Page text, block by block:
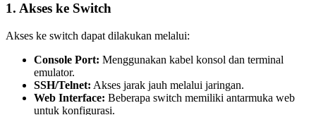
1. Akses ke Switch
Akses ke switch dapat dilakukan melalui:
Console Port: Menggunakan kabel konsol dan terminal
emulator.
SSH/Telnet: Akses jarak jauh melalui jaringan.
Web Interface: Beberapa switch memiliki antarmuka web
untuk konfigurasi.